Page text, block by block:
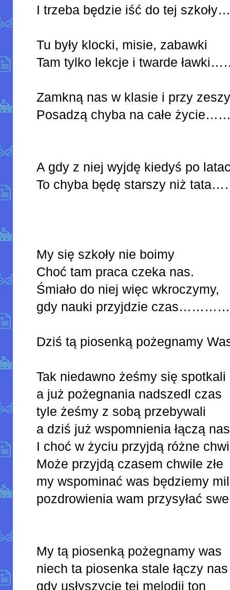
I trzeba będzie iść do tej
Tu były klocki, misie, zabawki
Tam tylko lekcje i twarde
Zamkną nas w klasie i przy
Posadzą chyba na całe
A gdy z niej wyjdę kiedyś po
To chyba będę starszy niż
My się szkoły nie boimy
Choć tam praca czeka nas.
Śmiało do niej więc wkroczymy,
gdy nauki przyjdzie
Dziś tą piosenką pożegnamy
Tak niedawno żeśmy się spotkali
a już pożegnania nadszedl czas
tyle żeśmy z sobą przebywali
a dziś już wspomnienia łączą nas
I choć w życiu przyjdą różne
Może przyjdą czasem chwile złe
my wspominać was będziemy
pozdrowienia wam
My tą piosenką pożegnamy was
niech ta piosenka stale łączy nas
gdy usłyszycie tej melodii ton